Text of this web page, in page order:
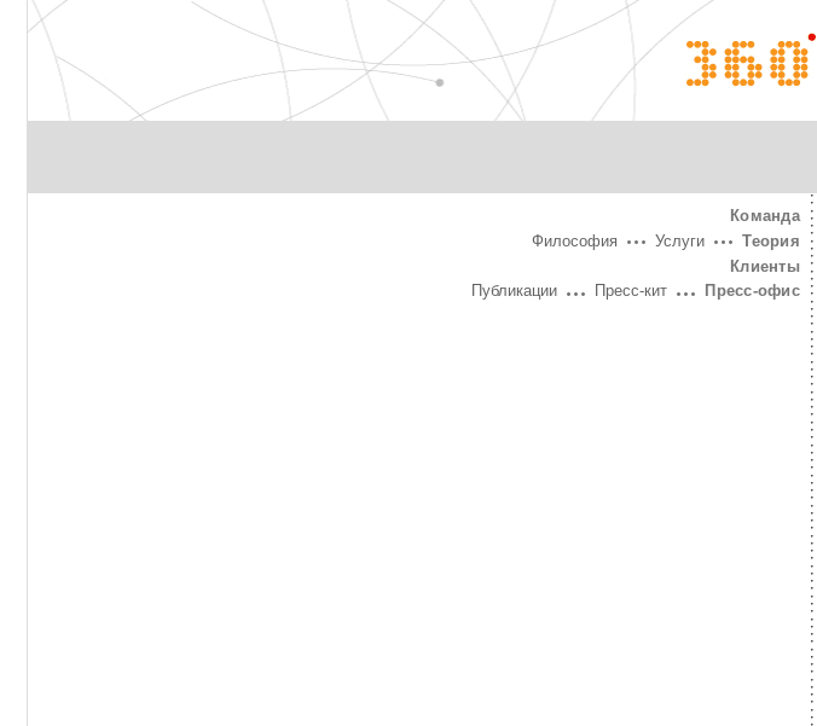
360°
Команда
Теория
Услуги
Философия
Клиенты
Пресс-офис
Пресс-кит
Публикации